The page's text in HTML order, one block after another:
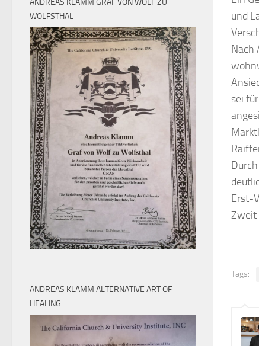
und
Nach
sei
Erst-
Tags:
ANDREAS KLAMM GRAF VON WOLF ZU
WOLFSTHAL
ANDREAS KLAMM ALTERNATIVE ART OF
HEALING